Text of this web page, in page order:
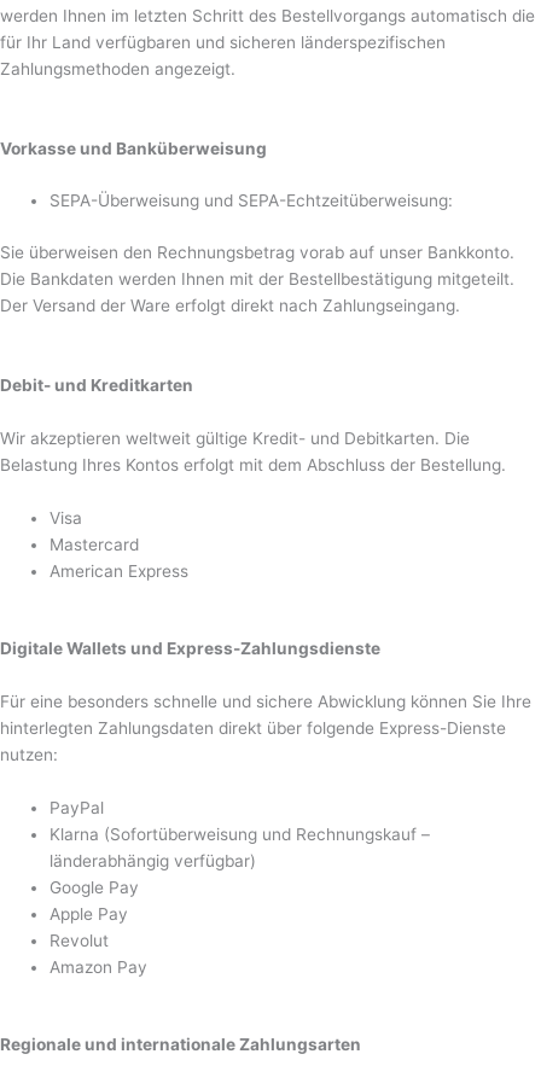
werden Ihnen im letzten Schritt des Bestellvorgangs automatisch die
für Ihr Land verfügbaren und sicheren länderspezifischen
Zahlungsmethoden angezeigt.
Vorkasse und Banküberweisung
SEPA-Überweisung und SEPA-Echtzeitüberweisung:
Sie überweisen den Rechnungsbetrag vorab auf unser Bankkonto.
Die Bankdaten werden Ihnen mit der Bestellbestätigung mitgeteilt.
Der Versand der Ware erfolgt direkt nach Zahlungseingang.
Debit- und Kreditkarten
Wir akzeptieren weltweit gültige Kredit- und Debitkarten. Die
Belastung Ihres Kontos erfolgt mit dem Abschluss der Bestellung.
Visa
Mastercard
American Express
Digitale Wallets und Express-Zahlungsdienste
Für eine besonders schnelle und sichere Abwicklung können Sie Ihre
hinterlegten Zahlungsdaten direkt über folgende Express-Dienste
nutzen:
PayPal
Klarna (Sofortüberweisung und Rechnungskauf –
länderabhängig verfügbar)
Google Pay
Apple Pay
Revolut
Amazon Pay
Regionale und internationale Zahlungsarten